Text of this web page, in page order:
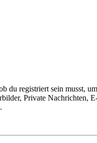
registriert sein musst,
Private Nachrichten,